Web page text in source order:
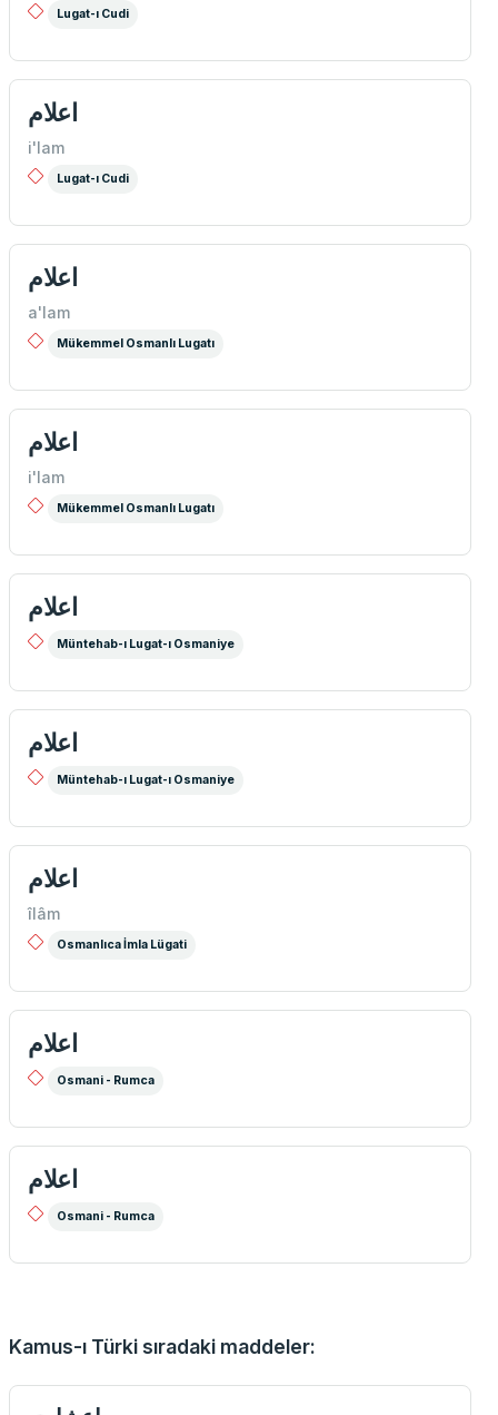
Lugat-ı Cudi
اعلام
i'lam
Lugat-ı Cudi
اعلام
a'lam
Mükemmel Osmanlı Lugatı
اعلام
i'lam
Mükemmel Osmanlı Lugatı
اعلام
Müntehab-ı Lugat-ı Osmaniye
اعلام
Müntehab-ı Lugat-ı Osmaniye
اعلام
îlâm
Osmanlıca İmla Lügati
اعلام
Osmani - Rumca
اعلام
Osmani - Rumca
Kamus-ı Türki sıradaki maddeler: